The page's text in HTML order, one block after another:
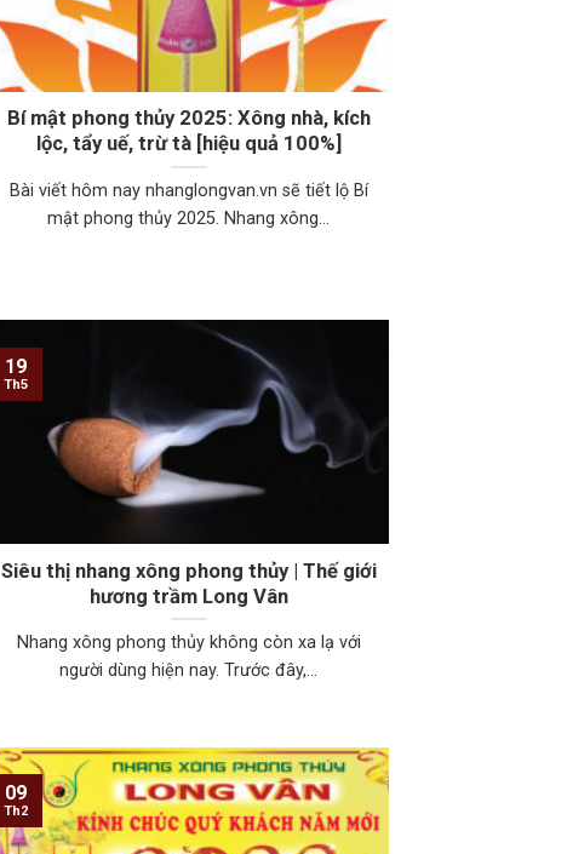
Bí mật phong thủy 2025: Xông nhà, kích
lộc, tẩy uế, trừ tà [hiệu quả 100%]
Bài viết hôm nay nhanglongvan.vn sẽ tiết lộ Bí
mật phong thủy 2025. Nhang xông...
Siêu thị nhang xông phong thủy | Thế giới
hương trầm Long Vân
Nhang xông phong thủy không còn xa lạ với
người dùng hiện nay. Trước đây,...
19
Th5
09
Th2